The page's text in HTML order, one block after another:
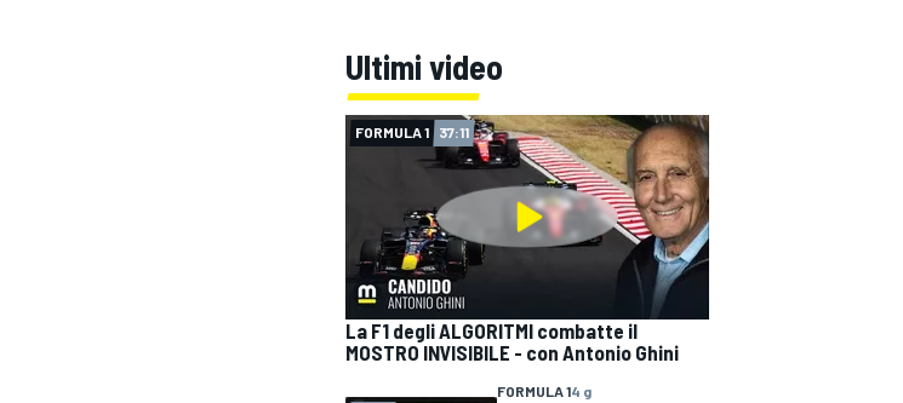
Ultimi video
FORMULA 1 37:11
La F1 degli ALGORITMI combatte il
MOSTRO INVISIBILE - con Antonio Ghini
FORMULA 14 g